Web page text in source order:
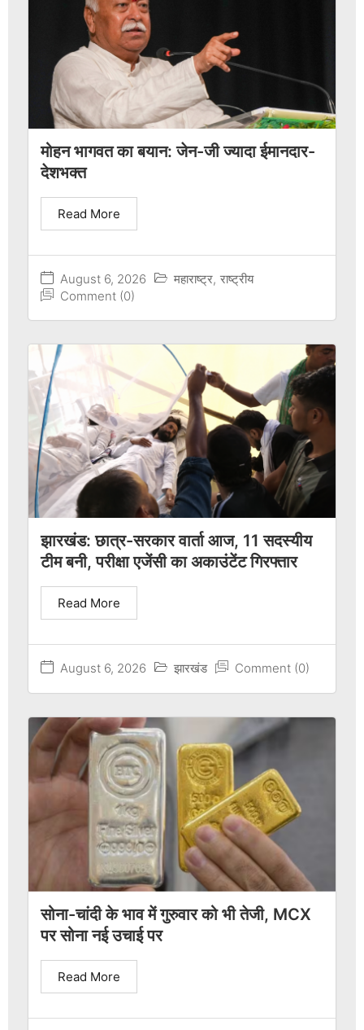
मोहन भागवत का बयान: जेन-जी ज्यादा ईमानदार-
देशभक्त
August 6, 2026 महाराष्ट्र, राष्ट्रीय
Comment (0)
Read More
झारखंड: छात्र-सरकार वार्ता आज, 11 सदस्यीय
टीम बनी, परीक्षा एजेंसी का अकाउंटेंट गिरफ्तार
August 6, 2026 झारखंड Comment (0)
Read More
सोना-चांदी के भाव में गुरुवार को भी तेजी, MCX
पर सोना नई उचाई पर
Read More